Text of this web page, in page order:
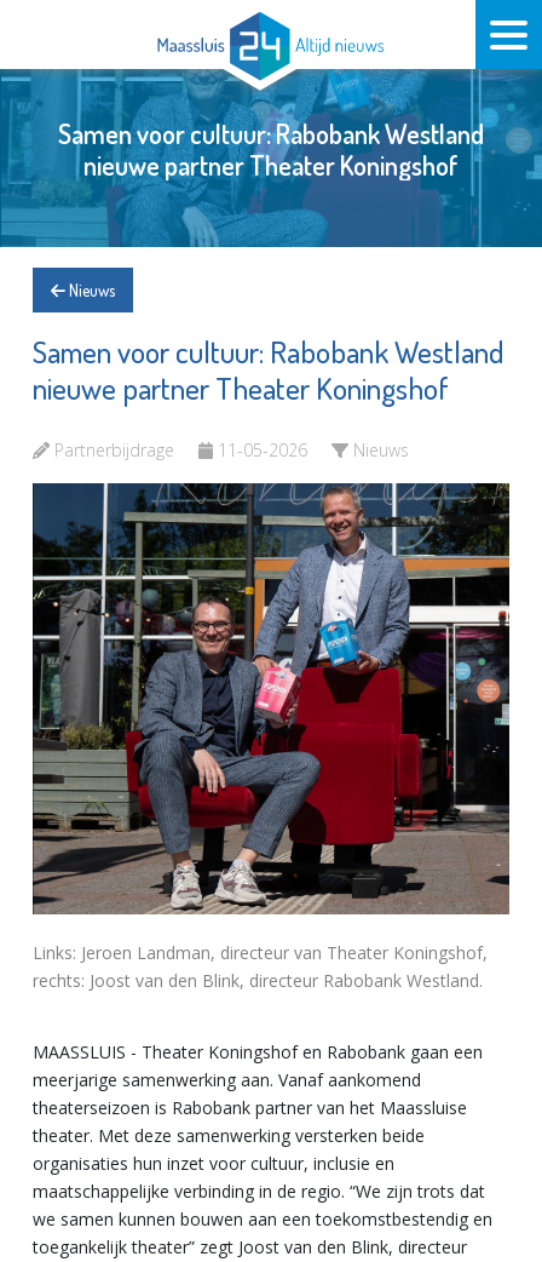
Samen voor cultuur: Rabobank Westland
nieuwe partner Theater Koningshof
Nieuws
Samen voor cultuur: Rabobank Westland
nieuwe partner Theater Koningshof
Partnerbijdrage 11-05-2026 Nieuws
Links: Jeroen Landman, directeur van Theater Koningshof,
rechts: Joost van den Blink, directeur Rabobank Westland.
MAASSLUIS - Theater Koningshof en Rabobank gaan een
meerjarige samenwerking aan. Vanaf aankomend
theaterseizoen is Rabobank partner van het Maassluise
theater. Met deze samenwerking versterken beide
organisaties hun inzet voor cultuur, inclusie en
maatschappelijke verbinding in de regio. “We zijn trots dat
we samen kunnen bouwen aan een toekomstbestendig en
toegankelijk theater” zegt Joost van den Blink, directeur